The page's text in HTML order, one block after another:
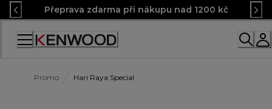
Skip
to
Content
Přeprava zdarma při nákupu nad 1200 kč
Accessibility
Promo Hari Raya Special